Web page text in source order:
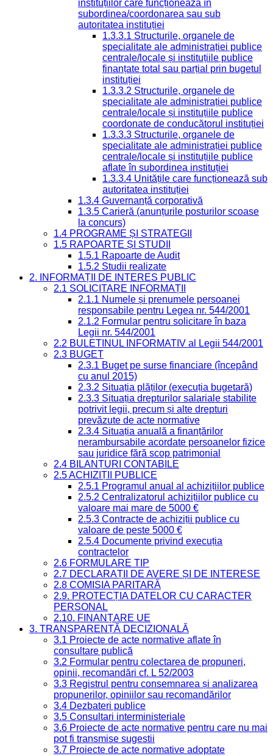
instituțiilor care funcționează în
subordinea/coordonarea sau sub
autoritatea instituției
1.3.3.1 Structurile, organele de
specialitate ale administrației publice
centrale/locale și instituțiile publice
finanțate total sau parțial prin bugetul
instituției
1.3.3.2 Structurile, organele de
specialitate ale administrației publice
centrale/locale și instituțiile publice
coordonate de conducătorul instituției
1.3.3.3 Structurile, organele de
specialitate ale administrației publice
centrale/locale și instituțiile publice
aflate în subordinea instituției
1.3.3.4 Unitățile care funcționează sub
autoritatea instituției
1.3.4 Guvernanță corporativă
1.3.5 Carieră (anunțurile posturilor scoase
la concurs)
1.4 PROGRAME ȘI STRATEGII
1.5 RAPOARTE ȘI STUDII
1.5.1 Rapoarte de Audit
1.5.2 Studii realizate
2. INFORMAȚII DE INTERES PUBLIC
2.1 SOLICITARE INFORMAȚII
2.1.1 Numele și prenumele persoanei
responsabile pentru Legea nr. 544/2001
2.1.2 Formular pentru solicitare în baza
Legii nr. 544/2001
2.2 BULETINUL INFORMATIV al Legii 544/2001
2.3 BUGET
2.3.1 Buget pe surse financiare (începând
cu anul 2015)
2.3.2 Situația plăților (execuția bugetară)
2.3.3 Situația drepturilor salariale stabilite
potrivit legii, precum și alte drepturi
prevăzute de acte normative
2.3.4 Situația anuală a finanțărilor
nerambursabile acordate persoanelor fizice
sau juridice fără scop patrimonial
2.4 BILANȚURI CONTABILE
2.5 ACHIZIȚII PUBLICE
2.5.1 Programul anual al achizițiilor publice
2.5.2 Centralizatorul achizițiilor publice cu
valoare mai mare de 5000 €
2.5.3 Contracte de achiziții publice cu
valoare de peste 5000 €
2.5.4 Documente privind execuția
contractelor
2.6 FORMULARE TIP
2.7 DECLARAȚII DE AVERE ȘI DE INTERESE
2.8 COMISIA PARITARĂ
2.9. PROTECȚIA DATELOR CU CARACTER
PERSONAL
2.10. FINANȚARE UE
3. TRANSPARENȚĂ DECIZIONALĂ
3.1 Proiecte de acte normative aflate în
consultare publică
3.2 Formular pentru colectarea de propuneri,
opinii, recomandări cf. L 52/2003
3.3 Registrul pentru consemnarea și analizarea
propunerilor, opiniilor sau recomandărilor
3.4 Dezbateri publice
3.5 Consultari interministeriale
3.6 Proiecte de acte normative pentru care nu mai
pot fi transmise sugestii
3.7 Proiecte de acte normative adoptate